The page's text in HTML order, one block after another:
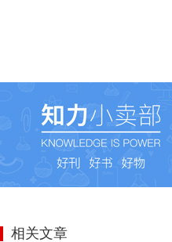
相关文章